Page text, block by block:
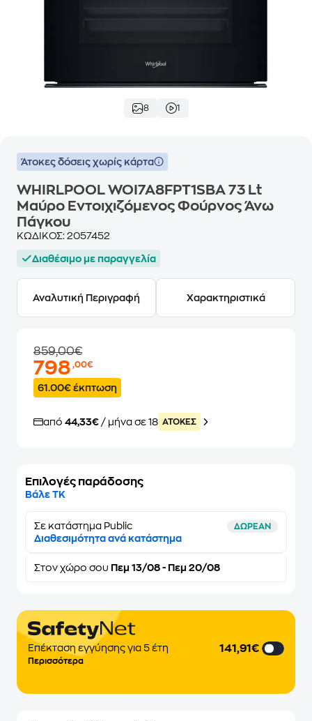
8 1
Άτοκες δόσεις χωρίς κάρτα
WHIRLPOOL WOI7A8FPT1SBA 73 Lt
Μαύρο Εντοιχιζόμενος Φούρνος Άνω
Πάγκου
ΚΩΔΙΚΟΣ: 2057452
Διαθέσιμο με παραγγελία
Αναλυτική Περιγραφή Χαρακτηριστικά
859,00€
798,00€
61.00€ έκπτωση
από 44,33€ / μήνα σε 18 ATOKEΣ
Επιλογές παράδοσης
Βάλε ΤΚ
Σε κατάστημα Public ΔΩΡΕΑΝ
Διαθεσιμότητα ανά κατάστημα
Στον χώρο σου Πεμ 13/08 - Πεμ 20/08
Επέκταση εγγύησης για 5 έτη
Περισσότερα
141,91€